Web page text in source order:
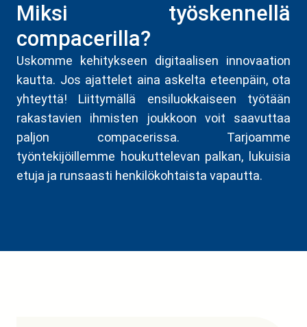
Miksi työskennellä
compacerilla?
Uskomme kehitykseen digitaalisen innovaation
kautta. Jos ajattelet aina askelta eteenpäin, ota
yhteyttä! Liittymällä ensiluokkaiseen työtään
rakastavien ihmisten joukkoon voit saavuttaa
paljon compacerissa. Tarjoamme
työntekijöillemme houkuttelevan palkan, lukuisia
etuja ja runsaasti henkilökohtaista vapautta.